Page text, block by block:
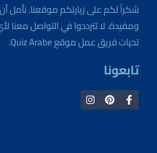
شكراً لكم على زيارتكم موقعنا. نأمل
ومفيدة. لا تترددوا في التواصل معنا
تحيات فريق عمل موقع Quiz Arabe.
تابعونا